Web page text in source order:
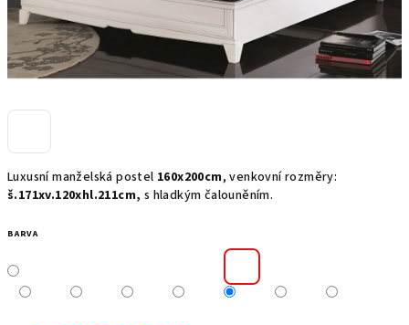
Luxusní manželská postel 160x200cm, venkovní rozměry:
š.171xv.120xhl.211cm, s hladkým čalouněním.
BARVA